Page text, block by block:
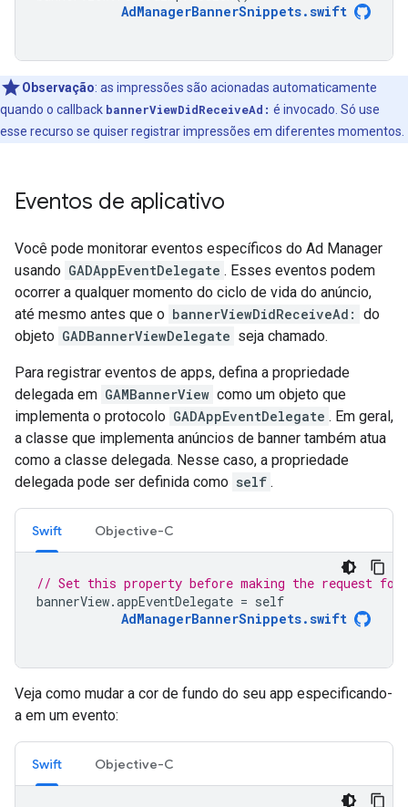
AdManagerBannerSnippets.swift
Observação: as impressões são acionadas automaticamente
quando o callback bannerViewDidReceiveAd: é invocado. Só use
esse recurso se quiser registrar impressões em diferentes momentos.
Eventos de aplicativo
Você pode monitorar eventos específicos do Ad Manager
usando GADAppEventDelegate . Esses eventos podem
ocorrer a qualquer momento do ciclo de vida do anúncio,
até mesmo antes que o bannerViewDidReceiveAd: do
objeto GADBannerViewDelegate seja chamado.
Para registrar eventos de apps, defina a propriedade
delegada em GAMBannerView como um objeto que
implementa o protocolo GADAppEventDelegate . Em geral,
a classe que implementa anúncios de banner também atua
como a classe delegada. Nesse caso, a propriedade
delegada pode ser definida como self .
Swift Objective-C
// Set this property before making the request for
bannerView.appEventDelegate = self
AdManagerBannerSnippets.swift
Veja como mudar a cor de fundo do seu app especificando-
a em um evento:
Swift Objective-C